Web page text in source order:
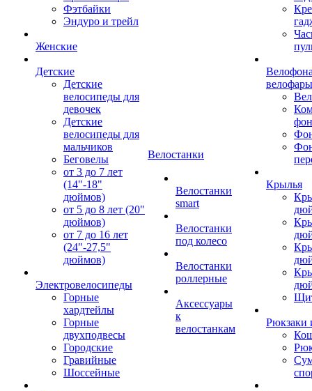
Фэтбайки
Эндуро и трейл
Женские
Детские
Детские
велосипеды для
девочек
Детские
велосипеды для
мальчиков
Беговелы
от 3 до 7 лет
(14"-18"
дюймов)
от 5 до 8 лет (20"
дюймов)
от 7 до 16 лет
(24"-27,5"
дюймов)
Электровелосипеды
Горные
хардтейлы
Горные
двухподвесы
Городские
Гравийные
Шоссейные
Велостанки
Велостанки
smart
Велостанки
под колесо
Велостанки
роллерные
Аксессуары
к
велостанкам
велофары
Крылья
Рюкзаки